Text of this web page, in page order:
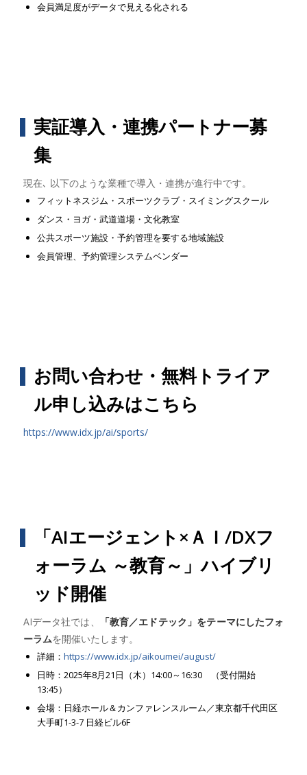
会員満足度がデータで見える化される
実証導入・連携パートナー募
集
現在､ 以下のような業種で導入・連携が進行中です。
フィットネスジム・スポーツクラブ・スイミングスクール
ダンス・ヨガ・武道道場・文化教室
公共スポーツ施設・予約管理を要する地域施設
会員管理、予約管理システムベンダー
お問い合わせ・無料トライア
ル申し込みはこちら
https://www.idx.jp/ai/sports/
「AIエージェント×ＡＩ/DXフ
ォーラム ～教育～」ハイブリ
ッド開催
AIデータ社では、
「教育／エドテック」をテーマにしたフォ
ーラムを開催いたします。
詳細： https://www.idx.jp/aikoumei/august/
日時：2025年8月21日（木）14:00～16:30 （受付開始
13:45）
会場：日経ホール＆カンファレンスルーム／東京都千代田区
大手町1-3-7 日経ビル6F